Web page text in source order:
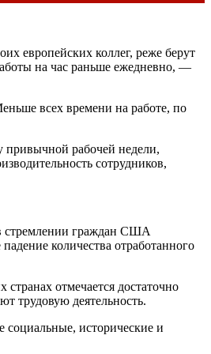
европейских коллег, реже берут
на час раньше ежедневно, —
всех времени на работе, по
привычной рабочей недели,
сотрудников,
стремлении граждан США
количества отработанного
отмечается достаточно
трудовую деятельность.
исторические и